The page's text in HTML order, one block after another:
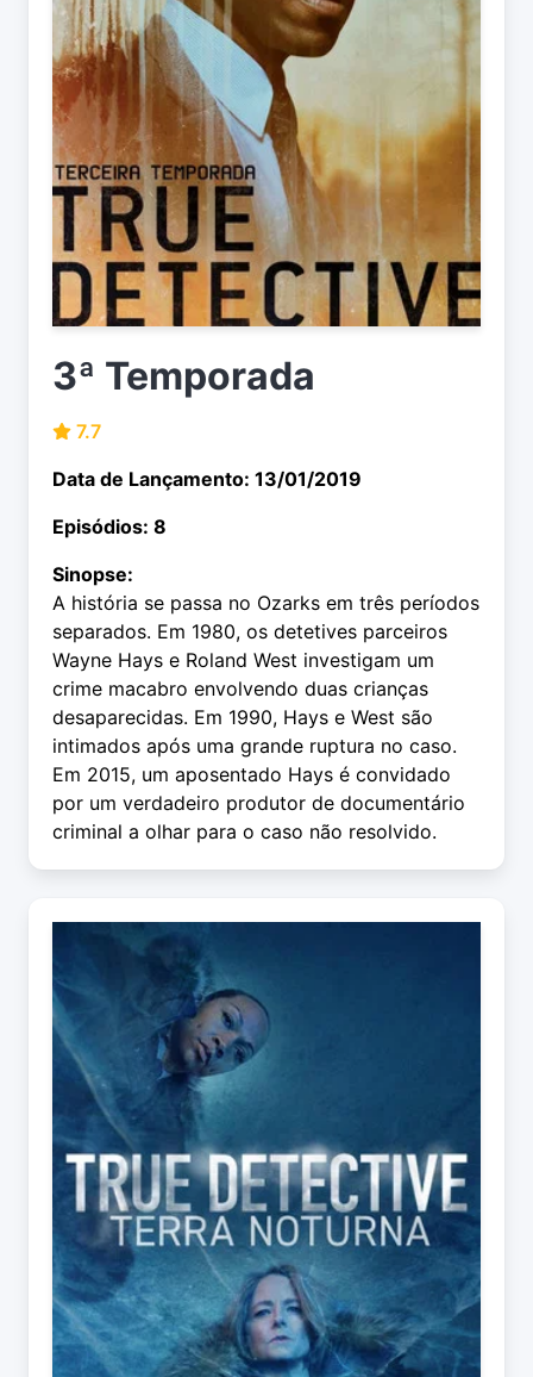
3ª Temporada
7.7
Data de Lançamento: 13/01/2019
Episódios: 8
Sinopse:
A história se passa no Ozarks em três períodos
separados. Em 1980, os detetives parceiros
Wayne Hays e Roland West investigam um
crime macabro envolvendo duas crianças
desaparecidas. Em 1990, Hays e West são
intimados após uma grande ruptura no caso.
Em 2015, um aposentado Hays é convidado
por um verdadeiro produtor de documentário
criminal a olhar para o caso não resolvido.